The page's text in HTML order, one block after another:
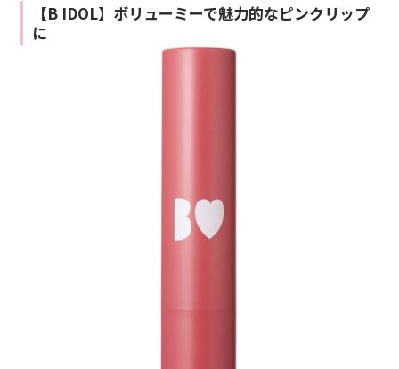
【B IDOL】ボリューミーで魅力的なピンクリップ
に